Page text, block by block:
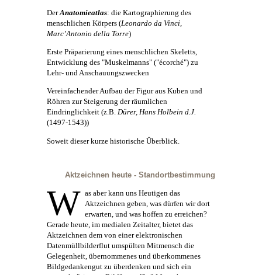
DerAnatomieatlas: die Kartographierung des
menschlichen Körpers (Leonardo da Vinci,
Marc’Antonio della Torre)
Erste Präparierung eines menschlichen Skeletts,
Entwicklung des "Muskelmanns" ("écorché") zu
Lehr- und Anschauungszwecken
Vereinfachender Aufbau der Figur aus Kuben und
Röhren zur Steigerung der räumlichen
Eindringlichkeit (z.B. Dürer, Hans Holbein d.J.
(1497-1543))
Soweit dieser kurze historische Überblick.
Aktzeichnen heute - Standortbestimmung
W as aber kann uns Heutigen das
Aktzeichnen geben, was dürfen wir dort
erwarten, und was hoffen zu erreichen?
Gerade heute, im medialen Zeitalter, bietet das
Aktzeichnen dem von einer elektronischen
Datenmüllbilderflut umspülten Mitmensch die
Gelegenheit, übernommenes und überkommenes
Bildgedankengut zu überdenken und sich ein